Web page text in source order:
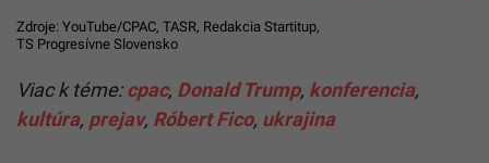
Zdroje: YouTube/CPAC, TASR, Redakcia Startitup,
TS Progresívne Slovensko
Viac k téme:cpac, Donald Trump, konferencia,
kultúra, prejav, Róbert Fico, ukrajina